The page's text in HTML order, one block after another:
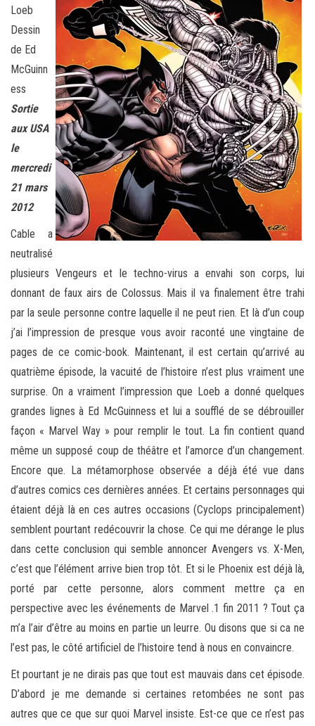
Loeb
Dessin
de Ed
McGuinn
ess
Sortie
aux USA
le
mercredi
21 mars
2012
Cable a
neutralisé
plusieurs Vengeurs et le techno-virus a envahi son corps, lui
donnant de faux airs de Colossus. Mais il va finalement être trahi
par la seule personne contre laquelle il ne peut rien. Et là d’un coup
j’ai l’impression de presque vous avoir raconté une vingtaine de
pages de ce comic-book. Maintenant, il est certain qu’arrivé au
quatrième épisode, la vacuité de l’histoire n’est plus vraiment une
surprise. On a vraiment l’impression que Loeb a donné quelques
grandes lignes à Ed McGuinness et lui a soufflé de se débrouiller
façon « Marvel Way » pour remplir le tout. La fin contient quand
même un supposé coup de théâtre et l’amorce d’un changement.
Encore que. La métamorphose observée a déjà été vue dans
d’autres comics ces dernières années. Et certains personnages qui
étaient déjà là en ces autres occasions (Cyclops principalement)
semblent pourtant redécouvrir la chose. Ce qui me dérange le plus
dans cette conclusion qui semble annoncer Avengers vs. X-Men,
c’est que l’élément arrive bien trop tôt. Et si le Phoenix est déjà là,
porté par cette personne, alors comment mettre ça en
perspective avec les événements de Marvel .1 fin 2011 ? Tout ça
m’a l’air d’être au moins en partie un leurre. Ou disons que si ca ne
l’est pas, le côté artificiel de l’histoire tend à nous en convaincre.
Et pourtant je ne dirais pas que tout est mauvais dans cet épisode.
D’abord je me demande si certaines retombées ne sont pas
autres que ce que sur quoi Marvel insiste. Est-ce que ce n’est pas